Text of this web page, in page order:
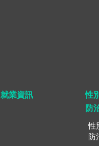
就業資訊
性
防
性
防